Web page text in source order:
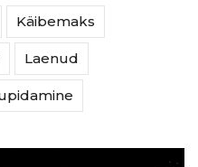
Käibemaks
Laenud